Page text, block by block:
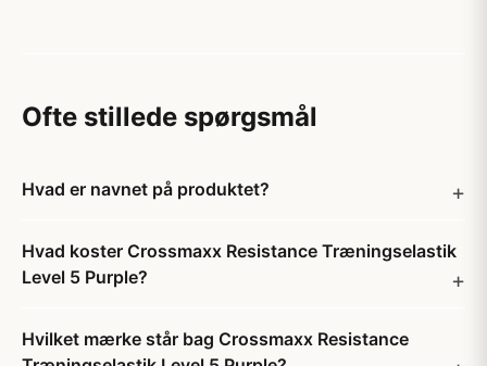
Ofte stillede spørgsmål
Hvad er navnet på produktet?
Hvad koster Crossmaxx Resistance Træningselastik
Level 5 Purple?
Hvilket mærke står bag Crossmaxx Resistance